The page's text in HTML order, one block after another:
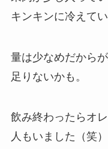
キンキンに冷えてい
量は少なめだから
足りないかも。
飲み終わったらオ
人もいました（笑）